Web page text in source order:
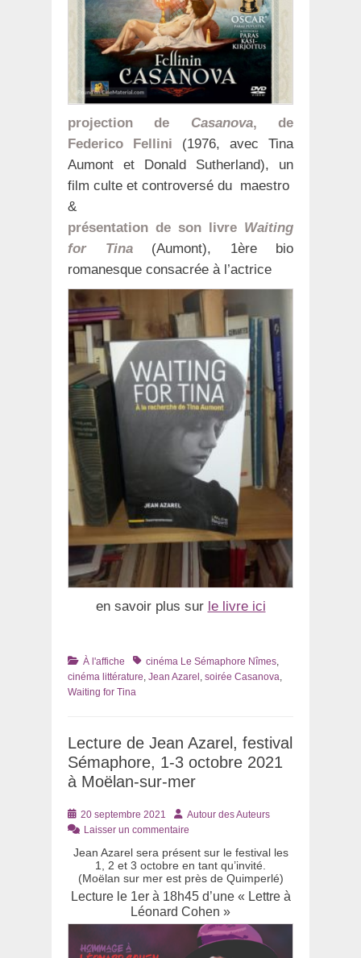
projection de Casanova, de
Federico Fellini (1976, avec Tina
Aumont et Donald Sutherland), un
film culte et controversé du maestro
&
présentation de son livre Waiting
for Tina(Aumont), 1ère bio
romanesque consacrée à l’actrice
en savoir plus sur le livre ici
Catégories
À l'affiche Tagscinéma Le Sémaphore Nîmes,
cinéma littérature, Jean Azarel , soirée Casanova,
Waiting for Tina
Lecture de Jean Azarel, festival
Sémaphore, 1-3 octobre 2021
à Moëlan-sur-mer
Posté
le
20 septembre 2021 AuteurAutour des Auteurs
Laisser un commentaire
Jean Azarel sera présent sur le festival les
1, 2 et 3 octobre en tant qu’invité.
(Moëlan sur mer est près de Quimperlé)
Lecture le 1er à 18h45 d’une « Lettre à
Léonard Cohen »